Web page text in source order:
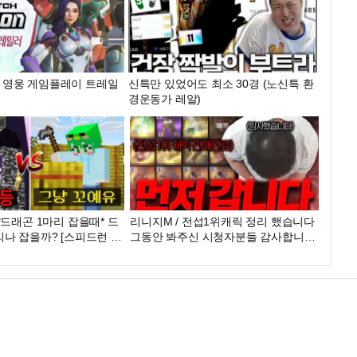
웅 게임플레이 트레일
신특만 있었어도 최소 30경 (노신특 환
경운동가 레알)
래곤 1마리 잡을때* 드
잡을까? [스피드런 배
리니지M / 전섭1위캐릭 정리 했습니다
그동안 봐주신 시청자분들 감사합니다